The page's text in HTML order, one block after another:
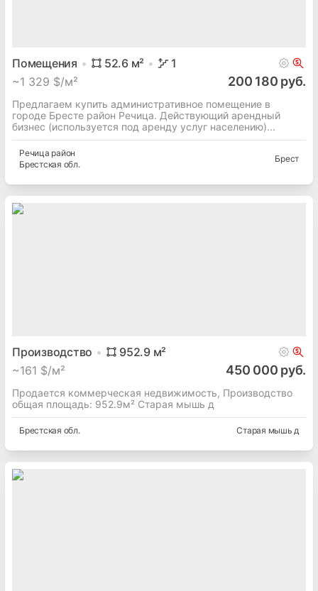
Помещения 52.6м²
1
~1 329 $/м² 200 180 руб.
Предлагаем купить административное помещение в
городе Бресте район Речица. Действующий арендный
бизнес (используется под аренду услуг населению)...
Речица район
Брестская обл.
Брест
Производство 952.9м²
~161 $/м² 450 000 руб.
Продается коммерческая недвижимость, Производство
общая площадь: 952.9м² Старая мышь д
Брестская обл. Старая мышь д